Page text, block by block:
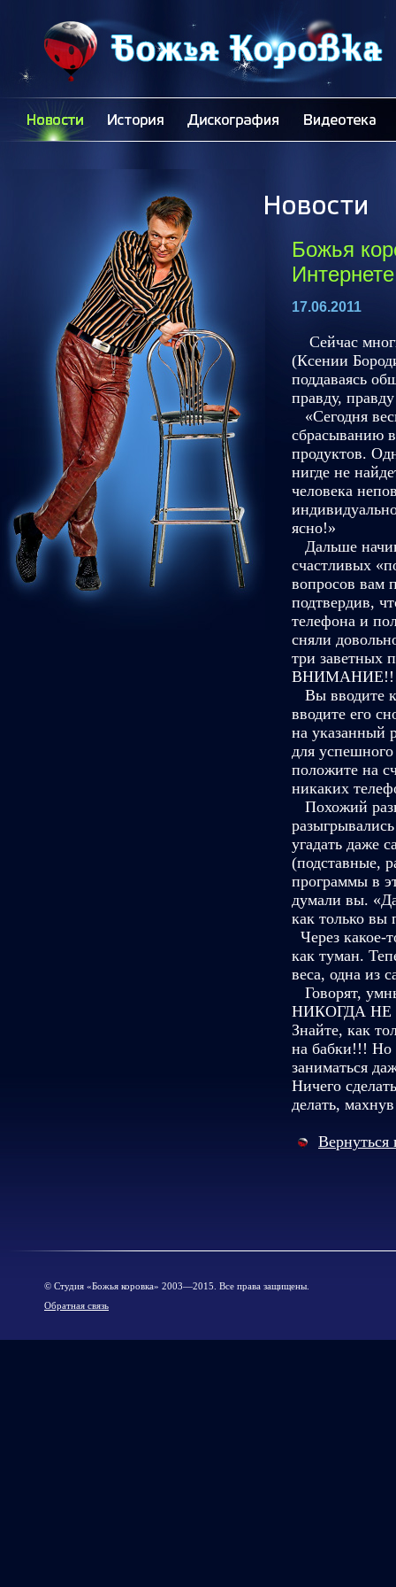
Божья
Интернете
17.06.2011
Сейчас
(Ксении
поддаваясь
правду,
«Сегодня
сбрасыванию
продуктов.
нигде не
человека
ясно!»
Дальше
счастливых
вопросов вам
подтвердив,
телефона и
сняли
три заветных
Вы вводите
вводите его
на указанный
для
положите на
никаких
Похожий
угадать даже
(подставные,
программы в
думали вы.
как только вы
Через какое-
как туман.
веса, одна из
Говорят,
НИКОГДА НЕ
Знайте, как
на бабки!!! Но
заниматься
Ничего
делать,
Вернуться
© Cтудия «Божья коровка» 2003—2015. Все права защищены.
Обратная связь